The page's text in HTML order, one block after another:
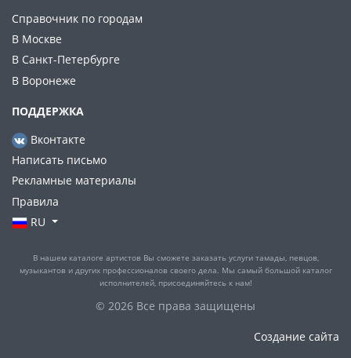
Справочник по городам
В Москве
В Санкт-Петербурге
В Воронеже
ПОДДЕРЖКА
Вконтакте
Написать письмо
Рекламные материалы
Правила
RU
В нашем каталоге артистов Вы сможете заказать услуги тамады, певцов,
музыкантов и других профессионалов своего дела. Мы самый большой каталог
исполнителей, присоединяйтесь к нам!
© 2026 Все права защищены
Создание сайта